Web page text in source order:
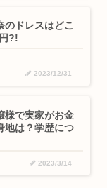
のドレスはどこ
?!
2023/12/31
様で実家がお金
地は？学歴につ
2023/3/14